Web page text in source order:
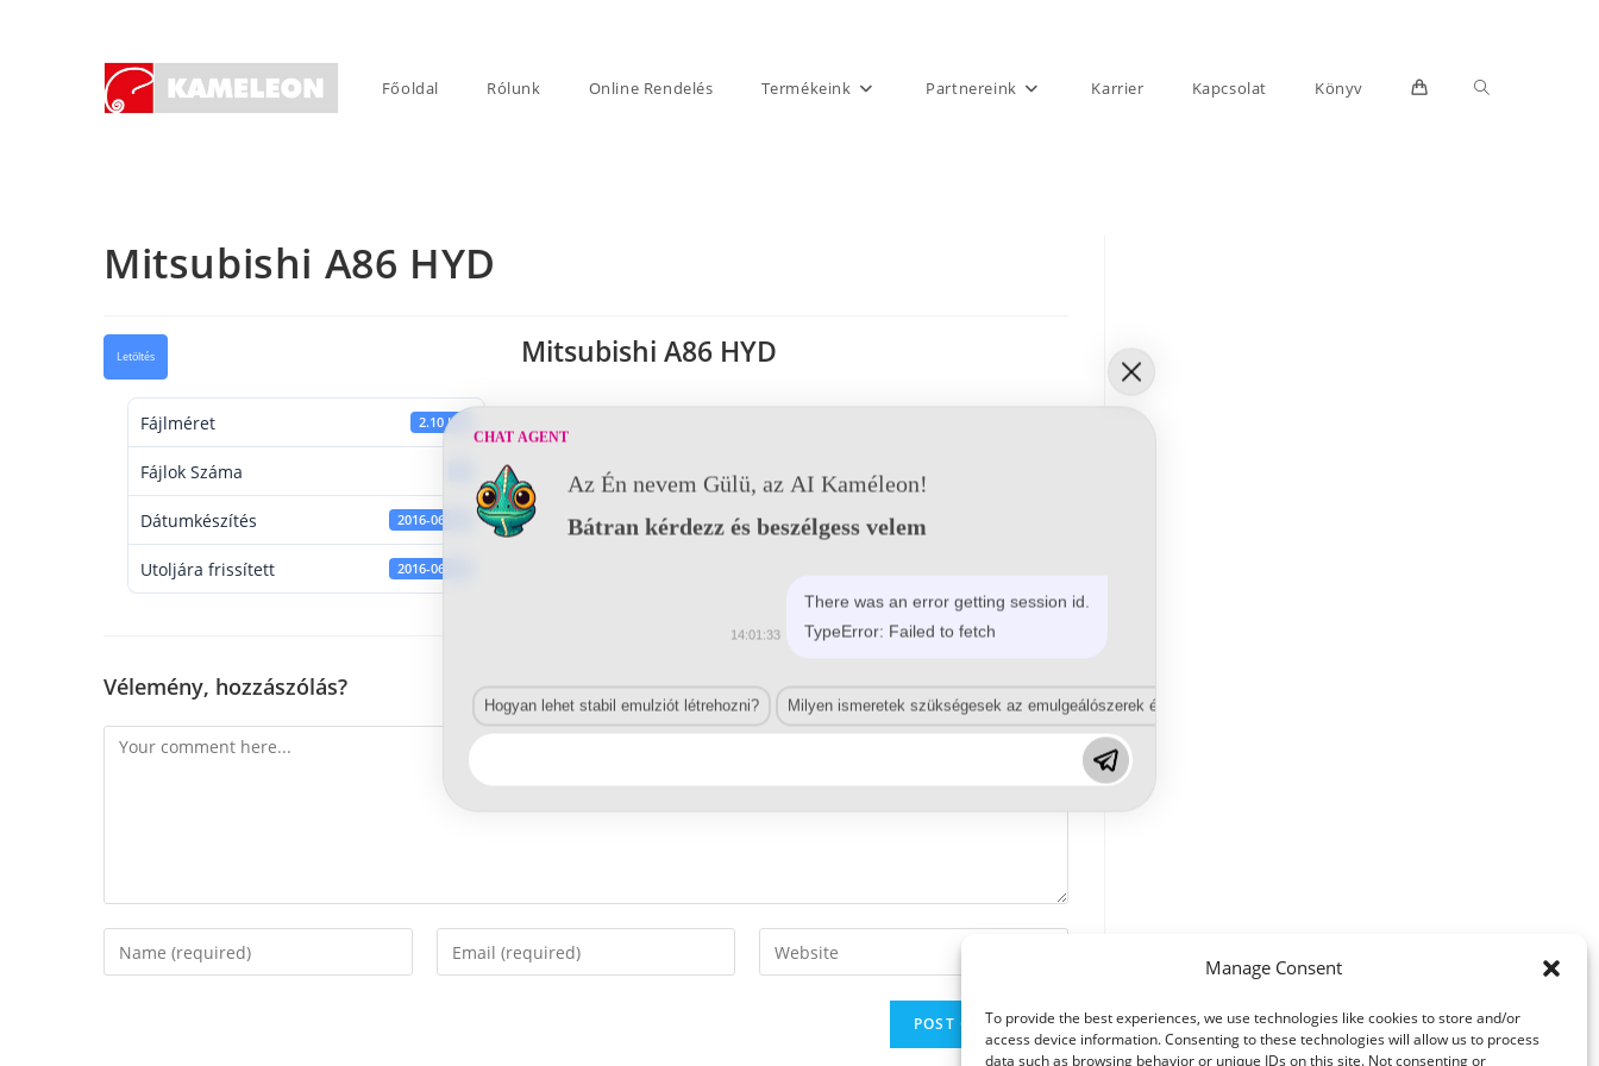
Manage Consent
To provide the best experiences, we use technologies like cookies to store and/or
access device information. Consenting to these technologies will allow us to process
data such as browsing behavior or unique IDs on this site. Not consenting or
Főoldal Rólunk Online Rendelés Termékeink Partnereink Karrier Kapcsolat Könyv Toggle
Mitsubishi A86 HYD
Letöltés
Fájlméret 2.10 KB
Fájlok Száma
Dátumkészítés 2016-06-14
Utoljára frissített 2016-06-14
Mitsubishi A86 HYD
Vélemény, hozzászólás?
Comment
Enter
your
Enter
your
Enter
your
CHAT AGENT
Az Én nevem Gülü, az AI Kaméleon!
Bátran kérdezz és beszélgess velem
There was an error getting session id.
TypeError: Failed to fetch
14:01:33
Hogyan lehet stabil emulziót létrehozni? Milyen ismeretek szükségesek az emulgeálószerek és diszpergálószerek terén?